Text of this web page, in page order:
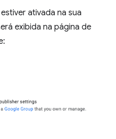
ativada na sua
exibida na página de